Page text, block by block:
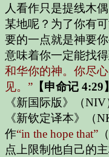
人看作只是提线木
某地呢？为了你有
要的一点就是神要
意味着你一定能找得
和华你的神。你尽
见。” 【申命记 4:29】
《新国际版》（
《新钦定译本》（
作“in the hope that”
点上限制他自己的